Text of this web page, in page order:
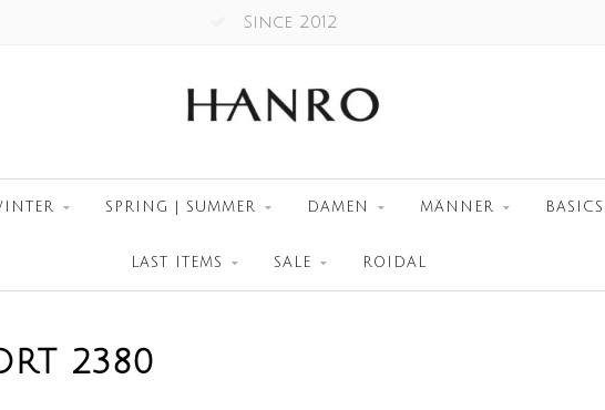
Since 2012
SPRING | SUMMER DAMEN MÄNNER BASICS
LAST ITEMS SALE ROIDAL
2380